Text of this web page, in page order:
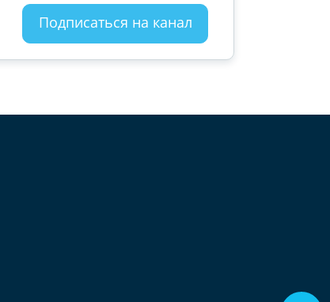
Подписаться на канал